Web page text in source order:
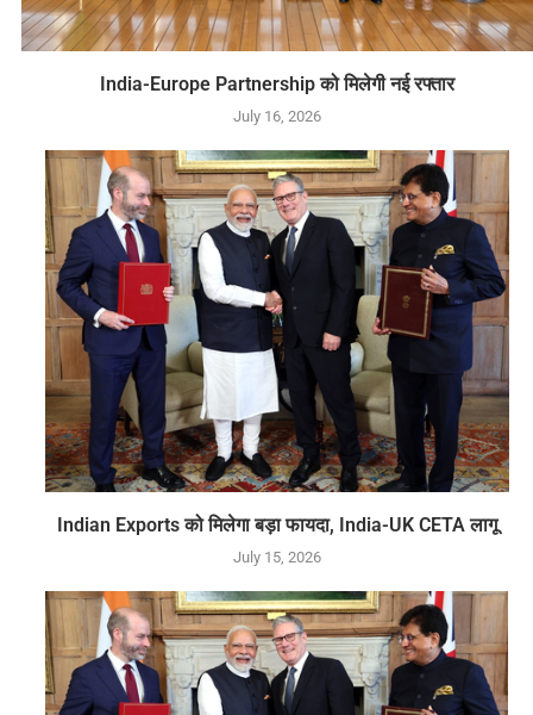
India-Europe Partnership को मिलेगी नई रफ्तार
July 16, 2026
Indian Exports को मिलेगा बड़ा फायदा, India-UK CETA लागू
July 15, 2026